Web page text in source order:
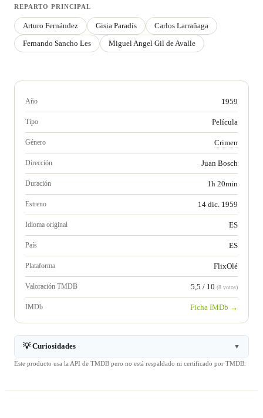
REPARTO PRINCIPAL
Arturo Fernández Gisia Paradís
Carlos Larrañaga
Fernando Sancho Les
Miguel Angel Gil de Avalle
Año 1959
Tipo Película
Género Crimen
Dirección Juan Bosch
Duración 1h 20min
Estreno 14 dic. 1959
Idioma original ES
País ES
Plataforma FlixOlé
Valoración TMDB 5,5 / 10 (8 votos)
IMDb Ficha IMDb →
💡 Curiosidades ▼
Este producto usa la API de TMDB pero no está respaldado ni certificado por TMDB.